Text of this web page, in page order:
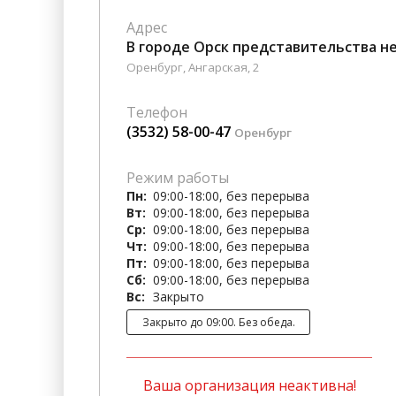
Образование
СМИ и Реклама
Ветеринария, Зоотовары
Адрес
В городе Орск представительства
Оренбург, Ангарская, 2
Телефон
(3532) 58-00-47 Оренбург
Режим работы
Пн: 09:00-18:00, без перерыва
Вт: 09:00-18:00, без перерыва
Ср: 09:00-18:00, без перерыва
Чт: 09:00-18:00, без перерыва
Пт: 09:00-18:00, без перерыва
Сб: 09:00-18:00, без перерыва
Вс: Закрыто
Закрыто до 09:00. Без обеда.
Ваша организация неактивна!